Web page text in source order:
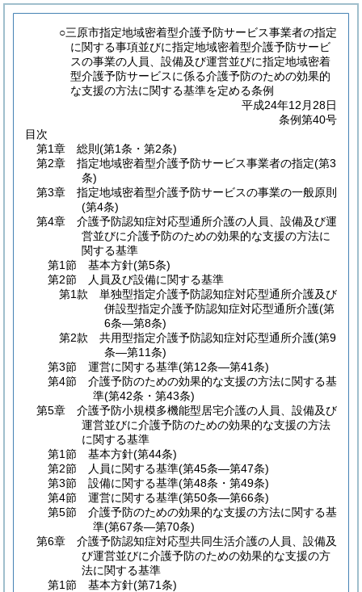
○三原市指定地域密着型介護予防サービス事業者の指定
に関する事項並びに指定地域密着型介護予防サービ
スの事業の人員、設備及び運営並びに指定地域密着
型介護予防サービスに係る介護予防のための効果的
な支援の方法に関する基準を定める条例
平成24年12月28日
条例第40号
目次
第1章
総則 (第1条・第2条)
第2章
指定地域密着型介護予防サービス事業者の指定(第3
条)
第3章
指定地域密着型介護予防サービスの事業の一般原則
(第4条)
第4章
介護予防認知症対応型通所介護の人員、設備及び運
営並びに介護予防のための効果的な支援の方法に
関する基準
第1節
基本方針(第5条)
第2節
人員及び設備に関する基準
第1款
単独型指定介護予防認知症対応型通所介護及び
併設型指定介護予防認知症対応型通所介護(第
6条―第8条)
第2款
共用型指定介護予防認知症対応型通所介護(第9
条―第11条)
第3節
運営に関する基準(第12条―第41条)
第4節
介護予防のための効果的な支援の方法に関する基
準(第42条・第43条)
第5章
介護予防小規模多機能型居宅介護の人員、設備及び
運営並びに介護予防のための効果的な支援の方法
に関する基準
第1節
基本方針(第44条)
第2節
人員に関する基準(第45条―第47条)
第3節
設備に関する基準(第48条・第49条)
第4節
運営に関する基準(第50条―第66条)
第5節
介護予防のための効果的な支援の方法に関する基
準(第67条―第70条)
第6章
介護予防認知症対応型共同生活介護の人員、設備及
び運営並びに介護予防のための効果的な支援の方
法に関する基準
第1節
基本方針(第71条)